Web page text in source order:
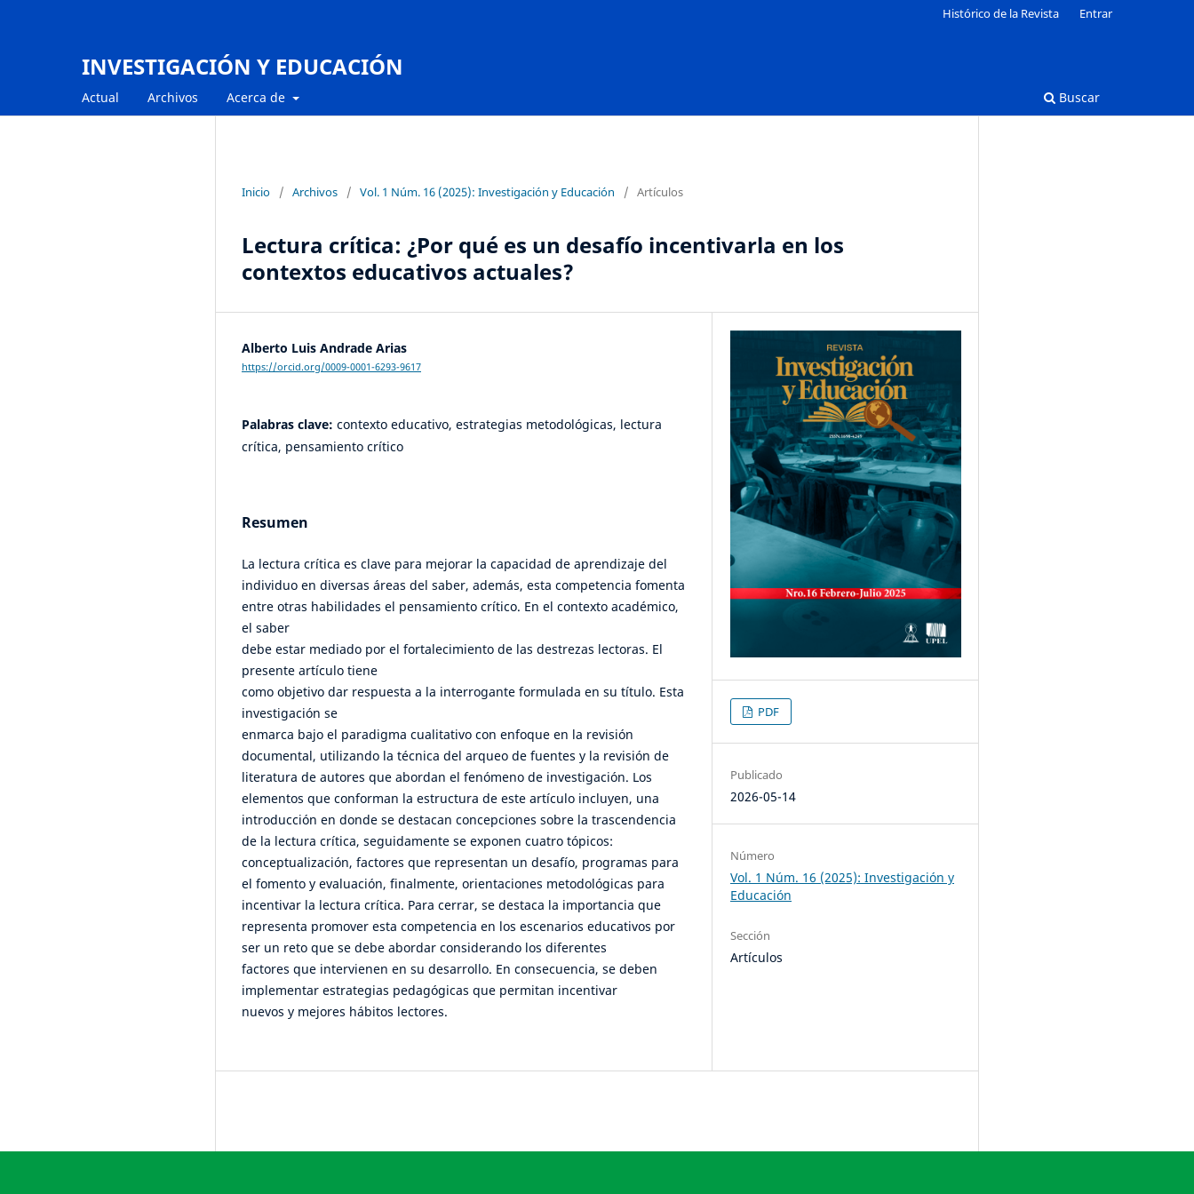
INVESTIGACIÓN Y EDUCACIÓN
Actual Archivos Acerca de Buscar
Histórico de la Revista Entrar
Inicio / Archivos / Vol. 1 Núm. 16 (2025): Investigación y Educación / Artículos
Lectura crítica: ¿Por qué es un desafío incentivarla en los
contextos educativos actuales?
Alberto Luis Andrade Arias
https://orcid.org/0009-0001-6293-9617
Palabras clave: contexto educativo, estrategias metodológicas, lectura
crítica, pensamiento crítico
Resumen
La lectura crítica es clave para mejorar la capacidad de aprendizaje del
individuo en diversas áreas del saber, además, esta competencia fomenta
entre otras habilidades el pensamiento crítico. En el contexto académico,
el saber
debe estar mediado por el fortalecimiento de las destrezas lectoras. El
presente artículo tiene
como objetivo dar respuesta a la interrogante formulada en su título. Esta
investigación se
enmarca bajo el paradigma cualitativo con enfoque en la revisión
documental, utilizando la técnica del arqueo de fuentes y la revisión de
literatura de autores que abordan el fenómeno de investigación. Los
elementos que conforman la estructura de este artículo incluyen, una
introducción en donde se destacan concepciones sobre la trascendencia
de la lectura crítica, seguidamente se exponen cuatro tópicos:
conceptualización, factores que representan un desafío, programas para
el fomento y evaluación, finalmente, orientaciones metodológicas para
incentivar la lectura crítica. Para cerrar, se destaca la importancia que
representa promover esta competencia en los escenarios educativos por
ser un reto que se debe abordar considerando los diferentes
factores que intervienen en su desarrollo. En consecuencia, se deben
implementar estrategias pedagógicas que permitan incentivar
nuevos y mejores hábitos lectores.
PDF
Publicado
2026-05-14
Número
Vol. 1 Núm. 16 (2025): Investigación y
Educación
Sección
Artículos